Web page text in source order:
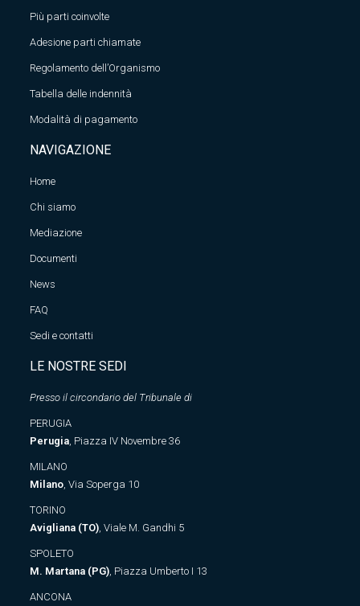
Più parti coinvolte
Adesione parti chiamate
Regolamento dell’Organismo
Tabella delle indennità
Modalità di pagamento
NAVIGAZIONE
Home
Chi siamo
Mediazione
Documenti
News
FAQ
Sedi e contatti
LE NOSTRE SEDI
Presso il circondario del Tribunale di
PERUGIA
Perugia, Piazza IV Novembre 36
MILANO
Milano, Via Soperga 10
TORINO
Avigliana (TO), Viale M. Gandhi 5
SPOLETO
M. Martana (PG), Piazza Umberto I 13
ANCONA